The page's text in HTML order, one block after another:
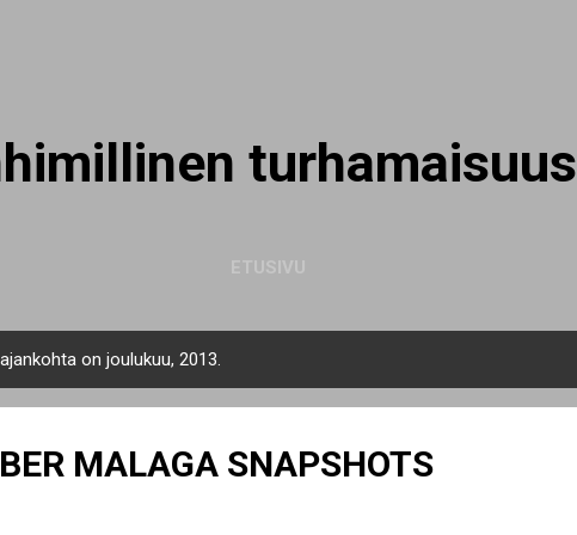
turhamaisuus
on joulukuu, 2013.
MALAGA SNAPSHOTS